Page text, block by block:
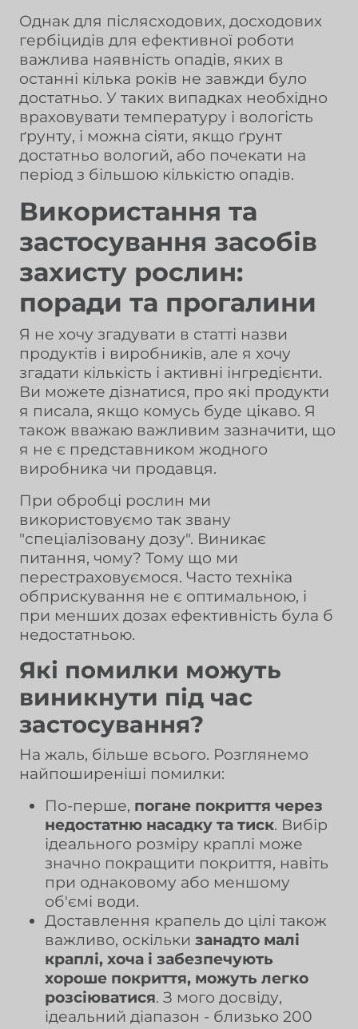
Однак для післясходових, досходових
гербіцидів для ефективної роботи
важлива наявність опадів, яких в
останні кілька років не завжди було
достатньо. У таких випадках необхідно
враховувати температуру і вологість
ґрунту, і можна сіяти, якщо ґрунт
достатньо вологий, або почекати на
період з більшою кількістю опадів.
Використання та
застосування засобів
захисту рослин:
поради та прогалини
Я не хочу згадувати в статті назви
продуктів і виробників, але я хочу
згадати кількість і активні інгредієнти.
Ви можете дізнатися, про які продукти
я писала, якщо комусь буде цікаво. Я
також вважаю важливим зазначити, що
я не є представником жодного
виробника чи продавця.
При обробці рослин ми
використовуємо так звану
"спеціалізовану дозу". Виникає
питання, чому? Тому що ми
перестраховуємося. Часто техніка
обприскування не є оптимальною, і
при менших дозах ефективність була б
недостатньою.
Які помилки можуть
виникнути під час
застосування?
На жаль, більше всього. Розглянемо
найпоширеніші помилки:
По-перше, погане покриття через
недостатню насадку та тиск. Вибір
ідеального розміру краплі може
значно покращити покриття, навіть
при однаковому або меншому
об'ємі води.
Доставлення крапель до цілі також
важливо, оскільки занадто малі
краплі, хоча і забезпечують
хороше покриття, можуть легко
розсіюватися. З мого досвіду,
ідеальний діапазон - близько 200